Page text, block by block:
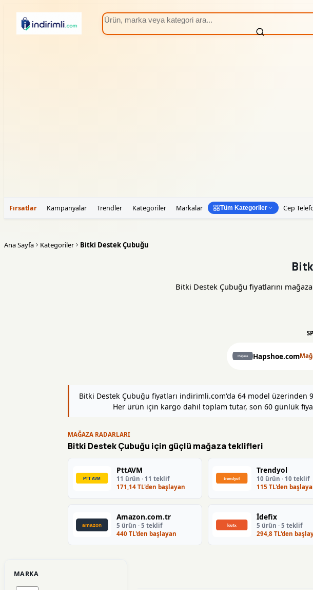
Fırsatlar Kampanyalar Trendler Kategoriler Markalar Tüm Kategoriler Cep
Ana Sayfa Kategoriler Bitki Destek Çubuğu
Bitki Destek Çubuğu fiyatlarını
Hapshoe.com
Bitki Destek Çubuğu fiyatları indirimli.com'da 64 model üzerinden
Her ürün için kargo dahil toplam tutar, son 60 günlük
MAĞAZA RADARLARI
Bitki Destek Çubuğu için güçlü mağaza teklifleri
PttAVM
11 ürün · 11 teklif
171,14 TL'den başlayan
Trendyol
10 ürün · 10 teklif
115 TL'den
Amazon.com.tr
5 ürün · 5 teklif
440 TL'den başlayan
İdefix
5 ürün · 5 teklif
294,8 TL'den
MARKA